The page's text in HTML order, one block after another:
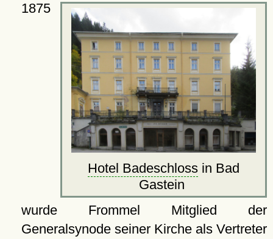
Hotel Badeschloss in Bad
Gastein
1875
wurde Frommel Mitglied der
Generalsynode seiner Kirche als Vertreter